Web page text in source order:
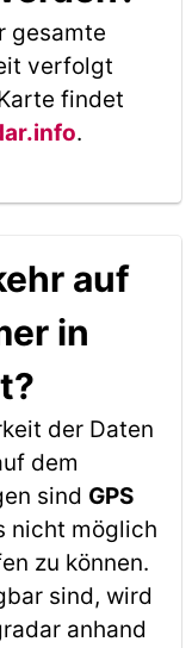
gesamte
verfolgt
findet
.
auf
in
der Daten
dem
sind GPS
nicht möglich
zu können.
sind, wird
anhand